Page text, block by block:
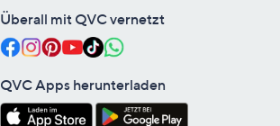
Überall mit QVC vernetzt
QVC Apps herunterladen